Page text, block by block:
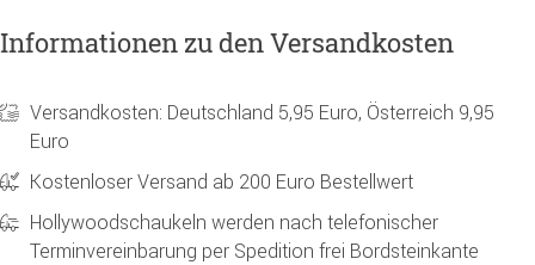
Informationen zu den Versandkosten
Versandkosten: Deutschland 5,95 Euro, Österreich 9,95
Euro
Kostenloser Versand ab 200 Euro Bestellwert
Hollywoodschaukeln werden nach telefonischer
Terminvereinbarung per Spedition frei Bordsteinkante